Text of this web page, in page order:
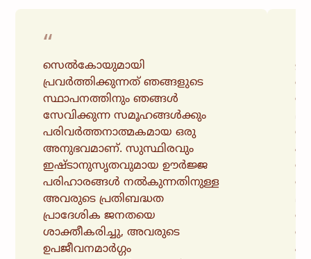
“
സെൽകോയുമായി
പ്രവർത്തിക്കുന്നത് ഞങ്ങളുടെ
സ്ഥാപനത്തിനും ഞങ്ങൾ
സേവിക്കുന്ന സമൂഹങ്ങൾക്കും
പരിവർത്തനാത്മകമായ ഒരു
അനുഭവമാണ്. സുസ്ഥിരവും
ഇഷ്ടാനുസൃതവുമായ ഊർജ്ജ
പരിഹാരങ്ങൾ നൽകുന്നതിനുള്ള
അവരുടെ പ്രതിബദ്ധത
പ്രാദേശിക ജനതയെ
ശാക്തീകരിച്ചു, അവരുടെ
ഉപജീവനമാർഗ്ഗം